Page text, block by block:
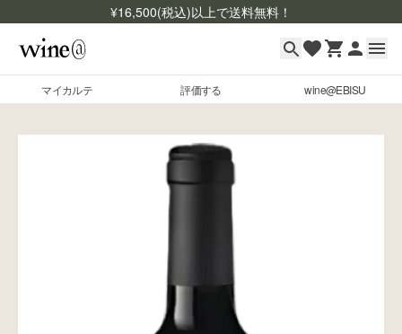
¥16,500(税込)以上で送料無料！
マイカルテ 評価する wine@EBISU
マイカルテ